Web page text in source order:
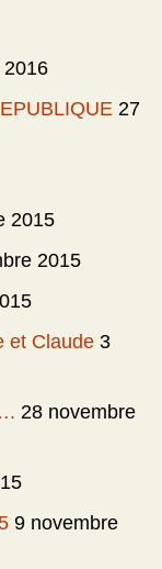
2016
27
2015
2015
et Claude 3
28 novembre
9 novembre